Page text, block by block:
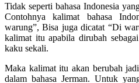
Tidak seperti bahasa Indonesia
Contohnya kalimat bahasa
warung”, Bisa juga dicatat “Di
kalimat itu apabila dirubah
kaku sekali.
Maka kalimat itu akan berubah
dalam bahasa Jerman. Untuk